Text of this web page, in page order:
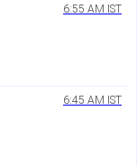
6:55 AM IST
6:45 AM IST